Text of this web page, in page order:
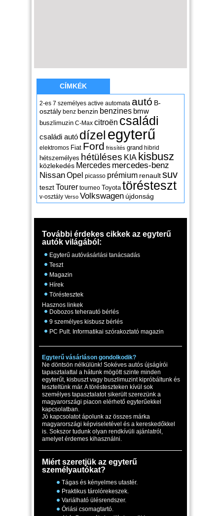
CÍMKÉK
2-es 7 személyes active automata autó B-
osztály benz benzin benzines bmw
buszlimuzin C-Max citroën családi
családi autó dízel egyterű
elektromos Fiat Ford frissítés grand hibrid
hétszemélyes hétüléses KIA kisbusz
közlekedés Mercedes mercedes-benz
NissanOpel picasso prémium renaultsuv
tesztTourer tourneo Toyota törésteszt
v-osztály Verso Volkswagen újdonság
További érdekes cikkek az egyterű
autók világából:
Egyterű autóvásárlási tanácsadás
Teszt
Magazin
Hírek
Töréstesztek
Hasznos linkek
Dobozos teherautó bérlés
9 személyes kisbusz bérlés
PC Pult. Informatikai szórakoztató magazin
Egyterű vásárláson gondolkodik?
Ne döntsön nélkülünk! Sokéves autós újságírói
tapasztalattal a hátunk mögött szinte minden
egyterűt, kisbuszt vagy buszlimuzint kipróbáltunk és
teszteltünk már. A törésteszteken kívül sok
személyes tapasztalatot sikerült szerezünk a
magyarországi piacon elérhető egyterűekkel
kapcsolatban.
Jó kapcsolatot ápolunk az összes márka
magyarországi képviseletével és a kereskedőkkel
is. Sokszor tudunk olyan rendkívüli ajánlatról,
amelyet érdemes kihasználni.
Miért szeretjük az egyterű
személyautókat?
Tágas és kényelmes utastér.
Praktikus tárolórekeszek.
Variálható ülésrendszer.
Óriási csomagtartó.